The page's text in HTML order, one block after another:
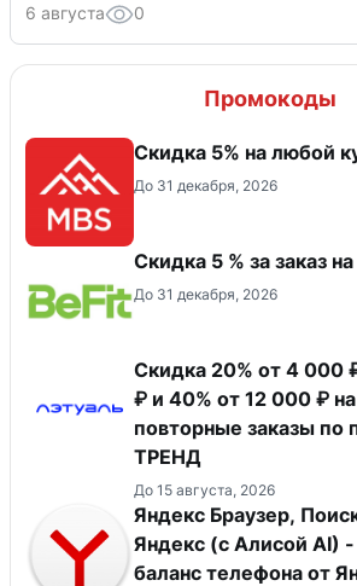
6 августа 0
Промокоды
Скидка 5% на любой
До 31 декабря, 2026
Скидка 5 % за заказ
До 31 декабря, 2026
Скидка 20% от 4 000
₽ и 40% от 12 000 ₽
повторные заказы по
ТРЕНД
До 15 августа, 2026
Яндекс Браузер,
Яндекс (с Алисой AI)
баланс телефона от